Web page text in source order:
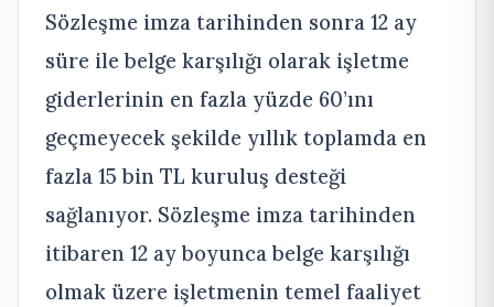
Sözleşme imza tarihinden sonra 12 ay
süre ile belge karşılığı olarak işletme
giderlerinin en fazla yüzde 60’ını
geçmeyecek şekilde yıllık toplamda en
fazla 15 bin TL kuruluş desteği
sağlanıyor. Sözleşme imza tarihinden
itibaren 12 ay boyunca belge karşılığı
olmak üzere işletmenin temel faaliyet